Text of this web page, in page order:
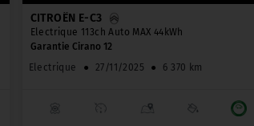
CITROËN E-C3
Electrique 113ch Auto MAX 44kWh
Garantie Cirano 12
Electrique
● 27/11/2025 ● 6 370 km